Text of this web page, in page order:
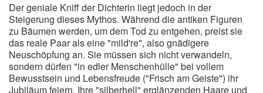
Der geniale Kniff der Dichterin liegt jedoch in der
Steigerung dieses Mythos. Während die antiken Figuren
zu Bäumen werden, um dem Tod zu entgehen, preist sie
das reale Paar als eine "mild're", also gnädigere
Neuschöpfung an. Sie müssen sich nicht verwandeln,
sondern dürfen "in edler Menschenhülle" bei vollem
Bewusstsein und Lebensfreude ("Frisch am Geiste") ihr
Jubiläum feiern. Ihre "silberhell" erglänzenden Haare und